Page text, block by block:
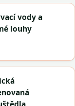
vody a
louhy